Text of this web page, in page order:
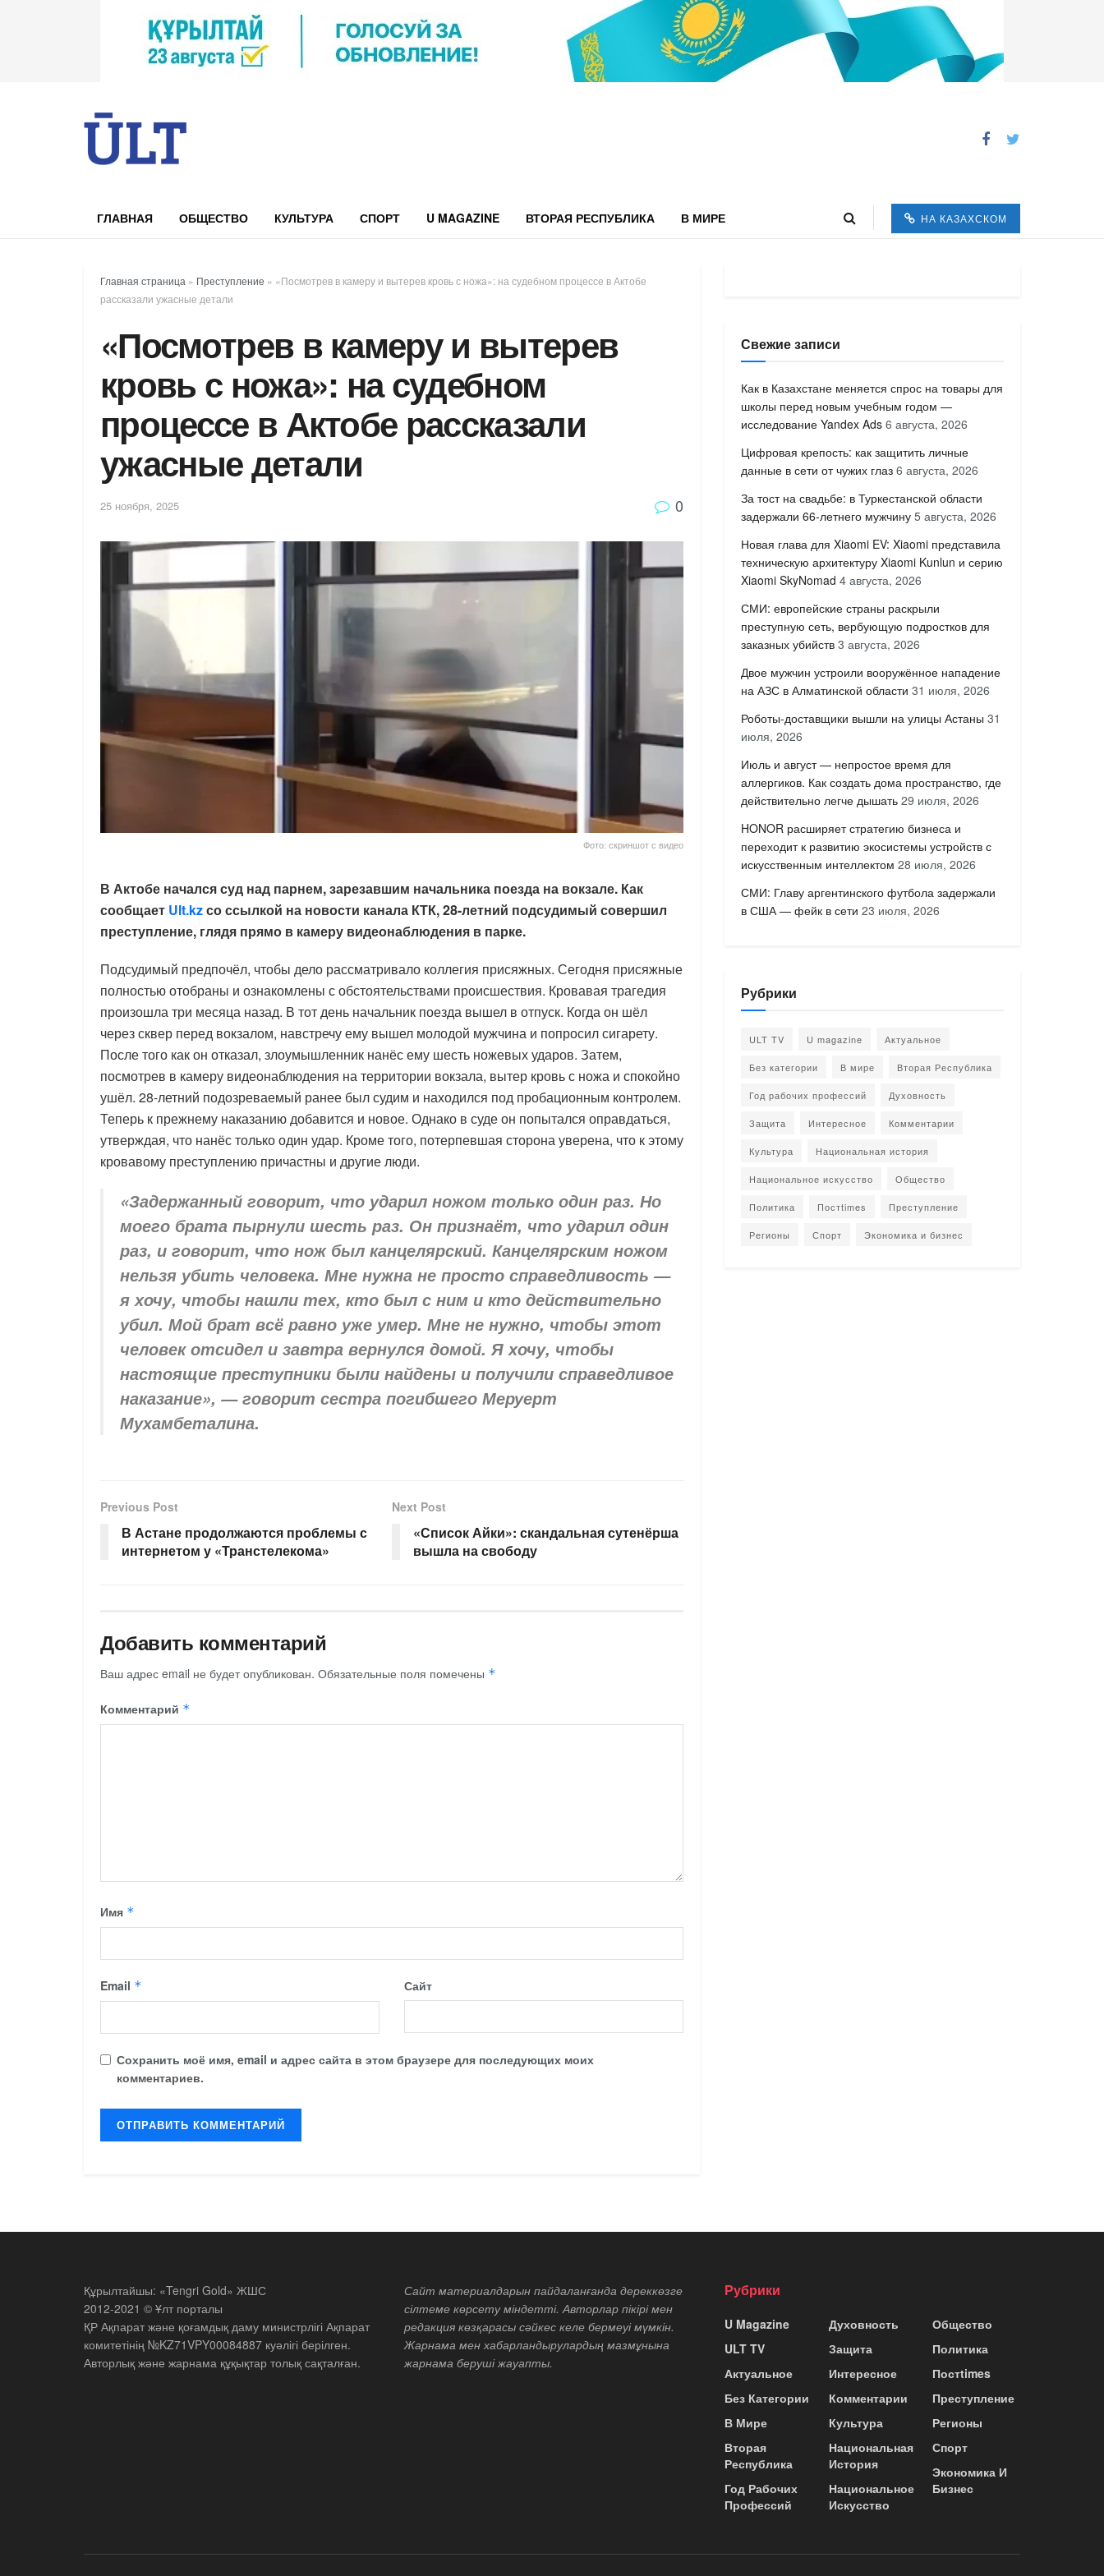
ГЛАВНАЯ ОБЩЕСТВО КУЛЬТУРА СПОРТ U MAGAZINE ВТОРАЯ РЕСПУБЛИКА В МИРЕ НА КАЗАХСКОМ
Главная страница » Преступление » «Посмотрев в камеру и вытерев кровь с ножа»: на судебном процессе в Актобе
рассказали ужасные детали
«Посмотрев в камеру и вытерев
кровь с ножа»: на судебном
процессе в Актобе рассказали
ужасные детали
25 ноября, 2025 0
Фото: скриншот с видео
В Актобе начался суд над парнем, зарезавшим начальника поезда на вокзале. Как
сообщает Ult.kzсо ссылкой на новости канала КТК, 28-летний подсудимый совершил
преступление, глядя прямо в камеру видеонаблюдения в парке.
Подсудимый предпочёл, чтобы дело рассматривало коллегия присяжных. Сегодня присяжные
полностью отобраны и ознакомлены с обстоятельствами происшествия. Кровавая трагедия
произошла три месяца назад. В тот день начальник поезда вышел в отпуск. Когда он шёл
через сквер перед вокзалом, навстречу ему вышел молодой мужчина и попросил сигарету.
После того как он отказал, злоумышленник нанёс ему шесть ножевых ударов. Затем,
посмотрев в камеру видеонаблюдения на территории вокзала, вытер кровь с ножа и спокойно
ушёл. 28-летний подозреваемый ранее был судим и находился под пробационным контролем.
Теперь к прежнему наказанию добавится и новое. Однако в суде он попытался оправдаться,
утверждая, что нанёс только один удар. Кроме того, потерпевшая сторона уверена, что к этому
кровавому преступлению причастны и другие люди.
«Задержанный говорит, что ударил ножом только один раз. Но
моего брата пырнули шесть раз. Он признаёт, что ударил один
раз, и говорит, что нож был канцелярский. Канцелярским ножом
нельзя убить человека. Мне нужна не просто справедливость —
я хочу, чтобы нашли тех, кто был с ним и кто действительно
убил. Мой брат всё равно уже умер. Мне не нужно, чтобы этот
человек отсидел и завтра вернулся домой. Я хочу, чтобы
настоящие преступники были найдены и получили справедливое
наказание», — говорит сестра погибшего Меруерт
Мухамбеталина.
Previous Post
В Астане продолжаются проблемы с
интернетом у «Транстелекома»
Next Post
«Список Айки»: скандальная сутенёрша
вышла на свободу
Добавить комментарий
Ваш адрес email не будет опубликован. Обязательные поля помечены *
Комментарий *
Имя *
Email * Сайт
Сохранить моё имя, email и адрес сайта в этом браузере для последующих моих
комментариев.
Свежие записи
Как в Казахстане меняется спрос на товары для
школы перед новым учебным годом —
исследование Yandex Ads 6 августа, 2026
Цифровая крепость: как защитить личные
данные в сети от чужих глаз 6 августа, 2026
За тост на свадьбе: в Туркестанской области
задержали 66-летнего мужчину 5 августа, 2026
Новая глава для Xiaomi EV: Xiaomi представила
техническую архитектуру Xiaomi Kunlun и серию
Xiaomi SkyNomad 4 августа, 2026
СМИ: европейские страны раскрыли
преступную сеть, вербующую подростков для
заказных убийств 3 августа, 2026
Двое мужчин устроили вооружённое нападение
на АЗС в Алматинской области 31 июля, 2026
Роботы-доставщики вышли на улицы Астаны 31
июля, 2026
Июль и август — непростое время для
аллергиков. Как создать дома пространство, где
действительно легче дышать 29 июля, 2026
HONOR расширяет стратегию бизнеса и
переходит к развитию экосистемы устройств с
искусственным интеллектом 28 июля, 2026
СМИ: Главу аргентинского футбола задержали
в США — фейк в сети 23 июля, 2026
Рубрики
ULT TV U magazine Актуальное
Без категории В мире Вторая Республика
Год рабочих профессий Духовность
Защита Интересное Комментарии
Культура Национальная история
Национальное искусство Общество
Политика Постtimes Преступление
Регионы Спорт Экономика и бизнес
Құрылтайшы: «Tengri Gold» ЖШС
2012-2021 © Ұлт порталы
ҚР Ақпарат және қоғамдық даму министрлігі Ақпарат
комитетінің №KZ71VPY00084887 куәлігі берілген.
Авторлық және жарнама құқықтар толық сақталған.
Сайт материалдарын пайдаланғанда дереккөзге
сілтеме көрсету міндетті. Авторлар пікірі мен
редакция көзқарасы сәйкес келе бермеуі мүмкін.
Жарнама мен хабарландырулардың мазмұнына
жарнама беруші жауапты.
Рубрики
U Magazine
ULT TV
Актуальное
Без Категории
В Мире
Вторая
Республика
Год Рабочих
Профессий
Духовность
Защита
Интересное
Комментарии
Культура
Национальная
История
Национальное
Искусство
Общество
Политика
Постtimes
Преступление
Регионы
Спорт
Экономика И
Бизнес